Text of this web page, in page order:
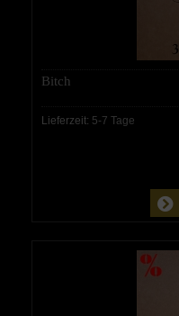
Bitch
Lieferzeit: 5-7 Tage